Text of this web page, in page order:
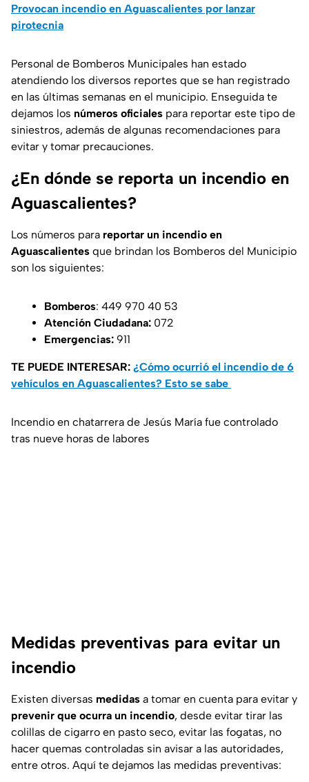
Provocan incendio en Aguascalientes por lanzar
pirotecnia
Personal de Bomberos Municipales han estado
atendiendo los diversos reportes que se han registrado
en las últimas semanas en el municipio. Enseguida te
dejamos los números oficiales para reportar este tipo de
siniestros, además de algunas recomendaciones para
evitar y tomar precauciones.
¿En dónde se reporta un incendio en
Aguascalientes?
Los números para reportar un incendio en
Aguascalientes que brindan los Bomberos del Municipio
son los siguientes:
Bomberos: 449 970 40 53
Atención Ciudadana: 072
Emergencias: 911
TE PUEDE INTERESAR: ¿Cómo ocurrió el incendio de 6
vehículos en Aguascalientes? Esto se sabe
Incendio en chatarrera de Jesús María fue controlado
tras nueve horas de labores
Medidas preventivas para evitar un
incendio
Existen diversas medidas a tomar en cuenta para evitar y
prevenir que ocurra un incendio, desde evitar tirar las
colillas de cigarro en pasto seco, evitar las fogatas, no
hacer quemas controladas sin avisar a las autoridades,
entre otros. Aquí te dejamos las medidas preventivas: